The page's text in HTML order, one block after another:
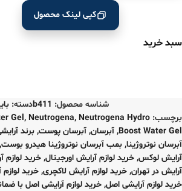
سبد خرید
کپی لینک محصول
شناسه محصول: b411دسته:
برچسب:
Gel, Neutrogena, Neutrogena Hydro
Boost Water Gel
, آبرسان, آبرسان پوست, برند
آبرسان نوتروژینا, بمب آبرسان نوتروژینا هیدرو بوست,
آرایش لوکس, خرید لوازم آرایش اورجینال, خرید لوازم
آرایش در تهران, خرید لوازم آرایش لاکچری, خرید
خرید لوازم آرایشی اصل, خرید لوازم آرایشی اصل با